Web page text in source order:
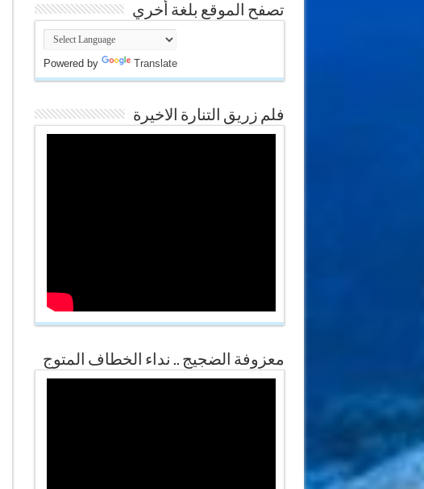
تصفح الموقع بلغة أخري
Powered by Translate
فلم زريق التنارة الاخيرة
معزوفة الضجيج .. نداء الخطاف المتوج